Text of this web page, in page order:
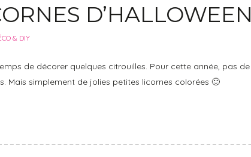
D’HALLOWEEN
& DIY
de décorer quelques citrouilles. Pour cette année, pas de
Mais simplement de jolies petites licornes colorées 🙂